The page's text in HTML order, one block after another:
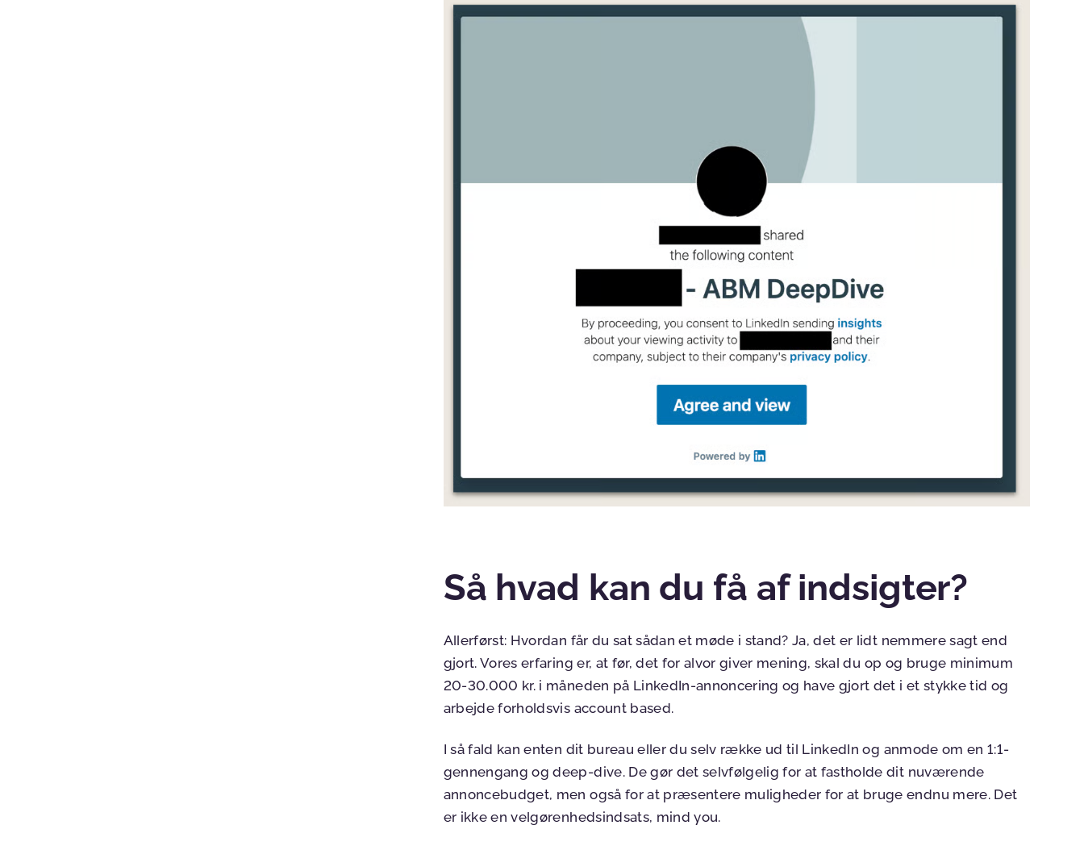
Så hvad kan du få af indsigter?
Allerførst: Hvordan får du sat sådan et møde i stand? Ja, det er lidt nemmere sagt end
gjort. Vores erfaring er, at før, det for alvor giver mening, skal du op og bruge minimum
20-30.000 kr. i måneden på LinkedIn-annoncering og have gjort det i et stykke tid og
arbejde forholdsvis account based.
I så fald kan enten dit bureau eller du selv række ud til LinkedIn og anmode om en 1:1-
gennengang og deep-dive. De gør det selvfølgelig for at fastholde dit nuværende
annoncebudget, men også for at præsentere muligheder for at bruge endnu mere. Det
er ikke en velgørenhedsindsats, mind you.